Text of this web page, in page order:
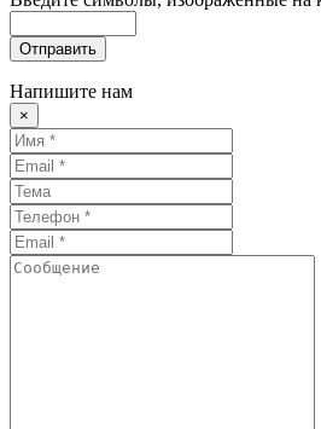
Отправить
Напишите нам
×